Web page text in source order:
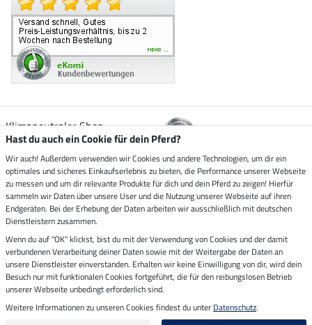
Klimaneutraler Shop
Zustellung durch
Sicher bezahlen mit
Vorkasse
Impressum
Letzte Aktualisierung am 07.08.2026 um 14:39
Hast du auch ein Cookie für dein Pferd?
Wir auch! Außerdem verwenden wir Cookies und andere Technologien, um dir ein
optimales und sicheres Einkaufserlebnis zu bieten, die Performance unserer Webseite
zu messen und um dir relevante Produkte für dich und dein Pferd zu zeigen! Hierfür
sammeln wir Daten über unsere User und die Nutzung unserer Webseite auf ihren
Endgeräten. Bei der Erhebung der Daten arbeiten wir ausschließlich mit deutschen
Dienstleistern zusammen.
Wenn du auf "OK" klickst, bist du mit der Verwendung von Cookies und der damit
verbundenen Verarbeitung deiner Daten sowie mit der Weitergabe der Daten an
unsere Dienstleister einverstanden. Erhalten wir keine Einwilligung von dir, wird dein
Besuch nur mit funktionalen Cookies fortgeführt, die für den reibungslosen Betrieb
unserer Webseite unbedingt erforderlich sind.
Weitere Informationen zu unseren Cookies findest du unter Datenschutz.